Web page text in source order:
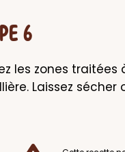
6
les zones traitées
Laissez